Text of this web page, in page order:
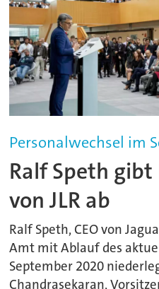
Personalwechsel im
Ralf Speth gibt
von JLR ab
Ralf Speth, CEO von
Amt mit Ablauf des
September 2020
Chandrasekaran,